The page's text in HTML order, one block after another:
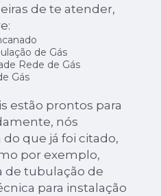
de te atender,
de Gás
Rede de Gás
Gás
estão prontos para
nós
que já foi citado,
por exemplo,
de tubulação de
para instalação